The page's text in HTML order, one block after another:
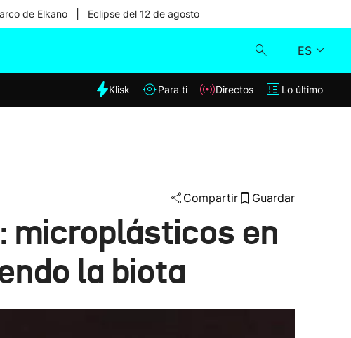
de Elkano Eclipse del 12 de agosto
ES
Klisk
Lo último
Klisk Para ti Directos Lo último
Compartir Guardar
microplásticos en
la biota